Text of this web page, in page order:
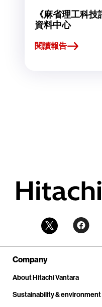
《麻省理工科
資料中心
閱讀報告
Company
About Hitachi Vantara
Sustainability & environment